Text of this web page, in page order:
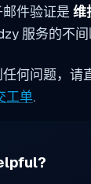
件验证是维
服务的不间
何问题，请
工单.